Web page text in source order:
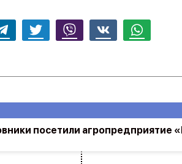
Twitter Viber Whatsapp
посетили агропредприятие